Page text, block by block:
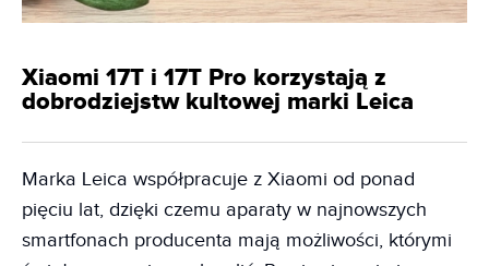
Xiaomi 17T i 17T Pro korzystają z
dobrodziejstw kultowej marki Leica
Marka Leica współpracuje z Xiaomi od ponad
pięciu lat, dzięki czemu aparaty w najnowszych
smartfonach producenta mają możliwości, którymi